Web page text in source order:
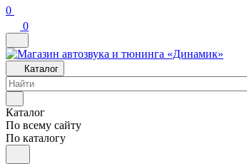
0
0
Каталог
Каталог
По всему сайту
По каталогу